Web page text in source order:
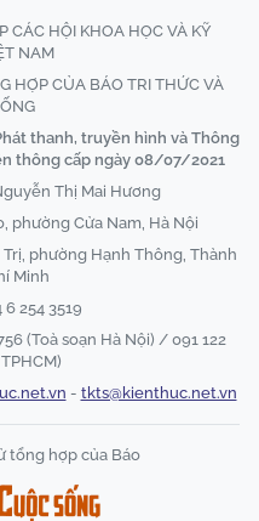
CÁC HỘI KHOA HỌC VÀ KỸ
NAM
HỢP CỦA BÁO TRI THỨC VÀ
thanh, truyền hình và Thông
thông cấp ngày 08/07/2021
Thị Mai Hương
phường Cửa Nam, Hà Nội
phường Hạnh Thông, Thành
Minh
6 254 3519
(Toà soạn Hà Nội) / 091 122
- tkts@kienthuc.net.vn
tổng hợp của Báo